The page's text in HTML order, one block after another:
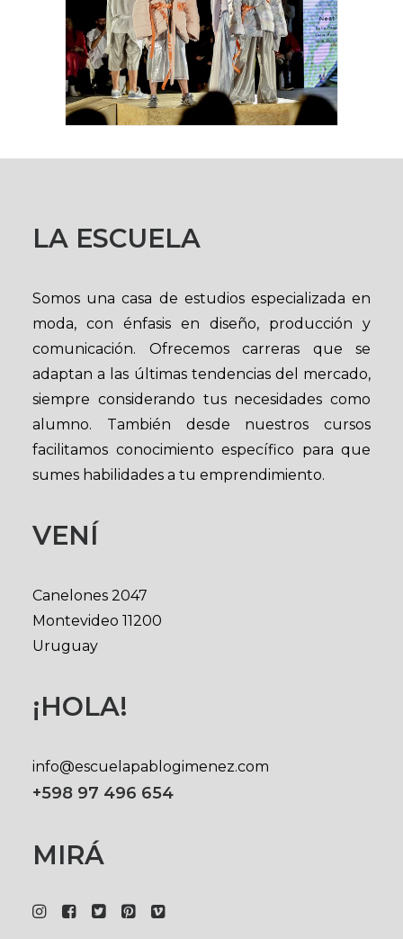
LA ESCUELA
Somos una casa de estudios especializada en
moda, con énfasis en diseño, producción y
comunicación. Ofrecemos carreras que se
adaptan a las últimas tendencias del mercado,
siempre considerando tus necesidades como
alumno. También desde nuestros cursos
facilitamos conocimiento específico para que
sumes habilidades a tu emprendimiento.
VENÍ
Canelones 2047
Montevideo 11200
Uruguay
¡HOLA!
info@escuelapablogimenez.com
+598 97 496 654
MIRÁ